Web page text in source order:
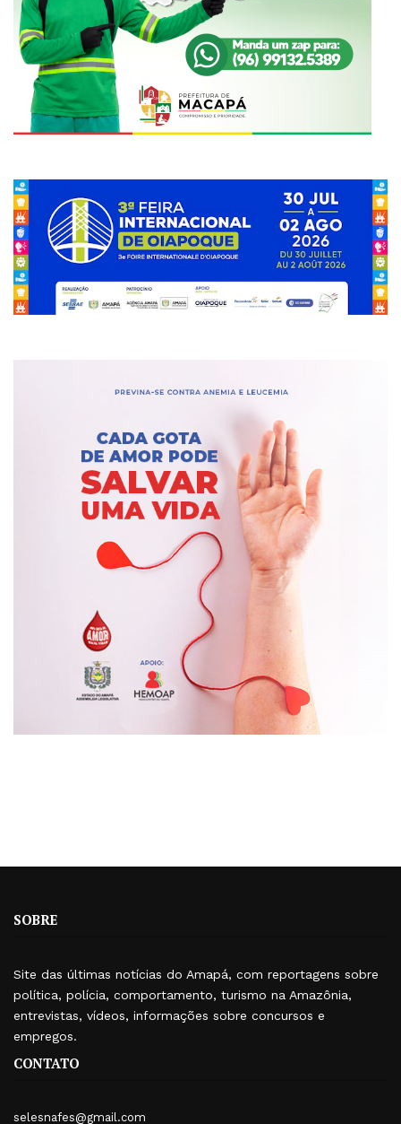
SOBRE
Site das últimas notícias do Amapá, com reportagens sobre
política, polícia, comportamento, turismo na Amazônia,
entrevistas, vídeos, informações sobre concursos e
empregos.
CONTATO
selesnafes@gmail.com